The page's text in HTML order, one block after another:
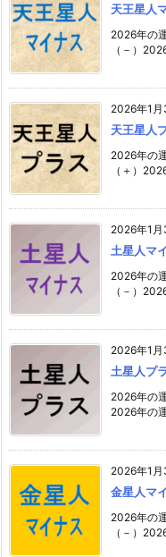
天王星人
2026年の
（－）
2026年1月
天王星人
2026年の
（＋）
2026年1月
土星人マ
2026年の
（－）
2026年1月
土星人プ
2026年の
2026年の
2026年1月
金星人マ
2026年の
（－）